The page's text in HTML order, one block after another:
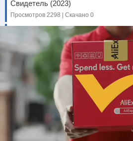
Свидетель (2023)
Просмотров 2298 | Скачано 0
Один день в Стамбуле (2024)
Просмотров 1814 | Скачано 0
Красавица-воин Вечная Сейлор
Мун. Фильм 2
Просмотров 690 | Скачано 0
Магическая битва 0. Фильм
Просмотров 1574 | Скачано 0
Хостинг от